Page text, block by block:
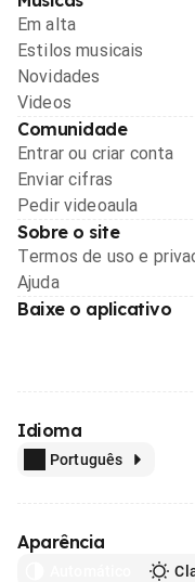
Em alta
Estilos musicais
Novidades
Videos
Comunidade
Entrar ou criar conta
Enviar cifras
Pedir videoaula
Sobre o site
Termos de uso e
Ajuda
Baixe o aplicativo
Idioma
Português
Aparência